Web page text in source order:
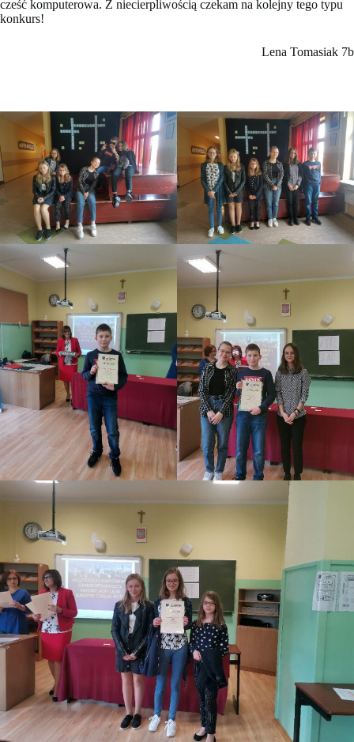
cześć komputerowa. Z niecierpliwością czekam na kolejny tego typu
konkurs!
Lena Tomasiak 7b